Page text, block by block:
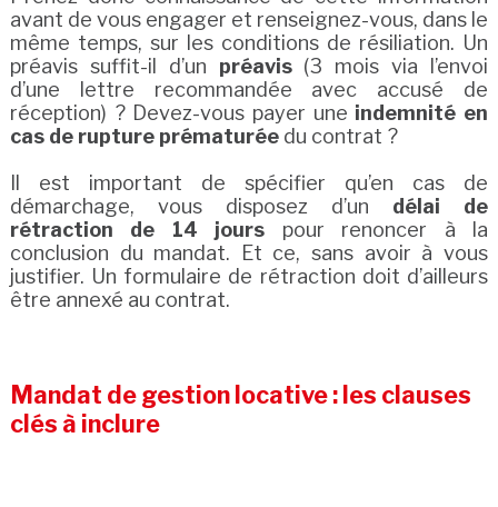
avant de vous engager et renseignez-vous, dans le
même temps, sur les conditions de résiliation. Un
préavis suffit-il d’un préavis(3 mois via l’envoi
d’une lettre recommandée avec accusé de
réception) ? Devez-vous payer une indemnité en
cas de rupture prématuréedu contrat ?
Il est important de spécifier qu’en cas de
démarchage, vous disposez d’un délai de
rétraction de 14 jours pour renoncer à la
conclusion du mandat. Et ce, sans avoir à vous
justifier. Un formulaire de rétraction doit d’ailleurs
être annexé au contrat.
Mandat de gestion locative : les clauses
clés à inclure